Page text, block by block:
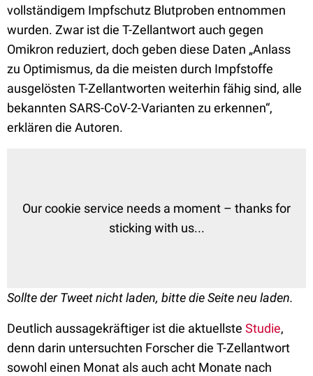
vollständigem Impfschutz Blutproben entnommen
wurden. Zwar ist die T-Zellantwort auch gegen
Omikron reduziert, doch geben diese Daten „Anlass
zu Optimismus, da die meisten durch Impfstoffe
ausgelösten T-Zellantworten weiterhin fähig sind, alle
bekannten SARS-CoV-2-Varianten zu erkennen“,
erklären die Autoren.
Our cookie service needs a moment – thanks for
sticking with us...
Sollte der Tweet nicht laden, bitte die Seite neu laden.
Deutlich aussagekräftiger ist die aktuellste Studie,
denn darin untersuchten Forscher die T-Zellantwort
sowohl einen Monat als auch acht Monate nach